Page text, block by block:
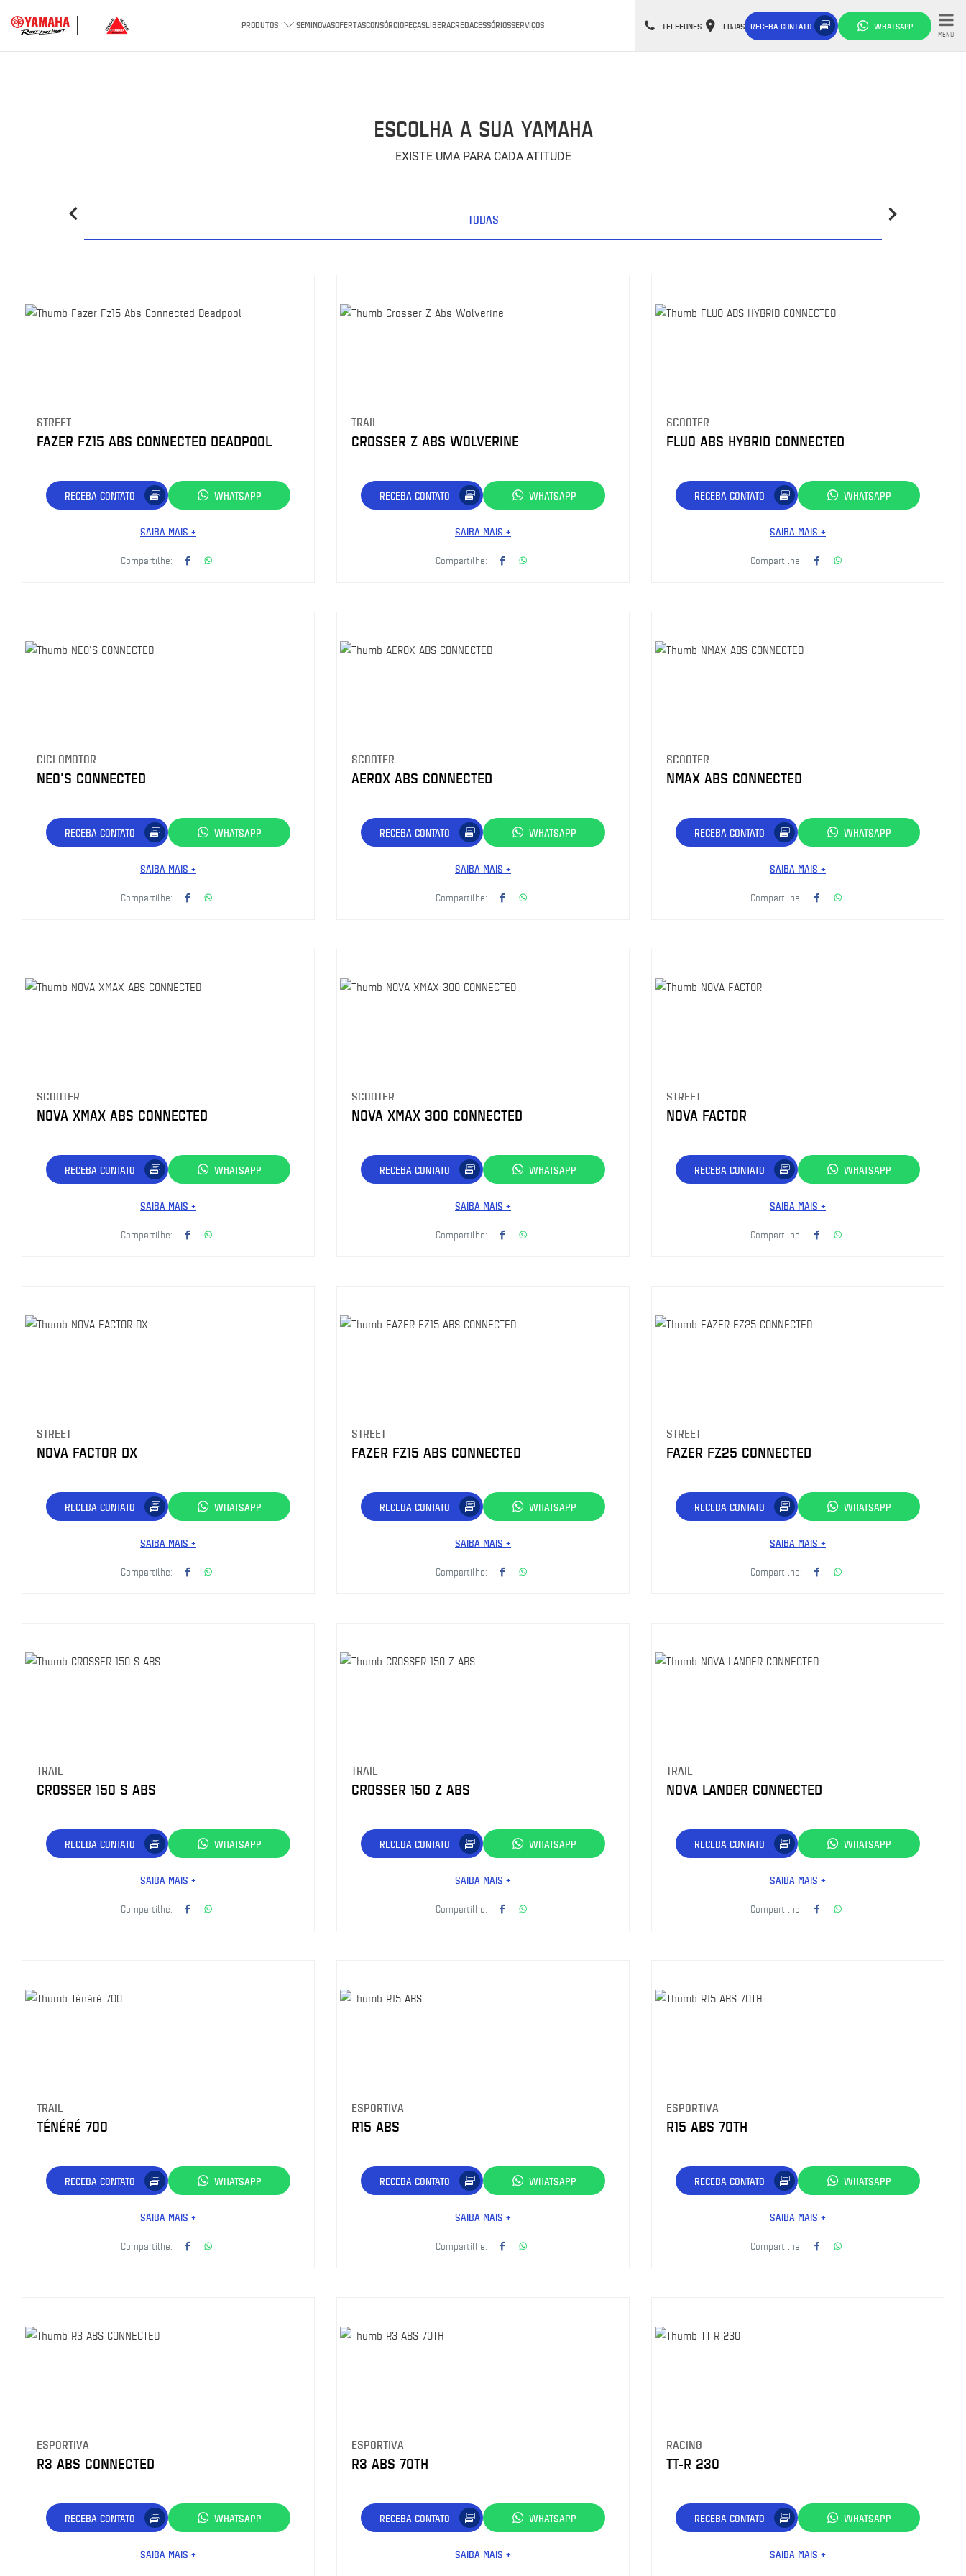
PRODUTOS SEMINOVASOFERTASCONSÓRCIOPEÇASLIBERACREDACESSÓRIOSSERVIÇOS TELEFONES LOJAS RECEBA CONTATO WHATSAPP
MENU
ESCOLHA A SUA YAMAHA
EXISTE UMA PARA CADA ATITUDE
TODAS
STREET
FAZER FZ15 ABS CONNECTED DEADPOOL
RECEBA CONTATO WHATSAPP
SAIBA MAIS +
Compartilhe:
TRAIL
CROSSER Z ABS WOLVERINE
RECEBA CONTATO WHATSAPP
SAIBA MAIS +
Compartilhe:
SCOOTER
FLUO ABS HYBRID CONNECTED
RECEBA CONTATO WHATSAPP
SAIBA MAIS +
Compartilhe:
CICLOMOTOR
NEO'S CONNECTED
RECEBA CONTATO WHATSAPP
SAIBA MAIS +
Compartilhe:
SCOOTER
AEROX ABS CONNECTED
RECEBA CONTATO WHATSAPP
SAIBA MAIS +
Compartilhe:
SCOOTER
NMAX ABS CONNECTED
RECEBA CONTATO WHATSAPP
SAIBA MAIS +
Compartilhe:
SCOOTER
NOVA XMAX ABS CONNECTED
RECEBA CONTATO WHATSAPP
SAIBA MAIS +
Compartilhe:
SCOOTER
NOVA XMAX 300 CONNECTED
RECEBA CONTATO WHATSAPP
SAIBA MAIS +
Compartilhe:
STREET
NOVA FACTOR
RECEBA CONTATO WHATSAPP
SAIBA MAIS +
Compartilhe:
STREET
NOVA FACTOR DX
RECEBA CONTATO WHATSAPP
SAIBA MAIS +
Compartilhe:
STREET
FAZER FZ15 ABS CONNECTED
RECEBA CONTATO WHATSAPP
SAIBA MAIS +
Compartilhe:
STREET
FAZER FZ25 CONNECTED
RECEBA CONTATO WHATSAPP
SAIBA MAIS +
Compartilhe:
TRAIL
CROSSER 150 S ABS
RECEBA CONTATO WHATSAPP
SAIBA MAIS +
Compartilhe:
TRAIL
CROSSER 150 Z ABS
RECEBA CONTATO WHATSAPP
SAIBA MAIS +
Compartilhe:
TRAIL
NOVA LANDER CONNECTED
RECEBA CONTATO WHATSAPP
SAIBA MAIS +
Compartilhe:
TRAIL
TÉNÉRÉ 700
RECEBA CONTATO WHATSAPP
SAIBA MAIS +
Compartilhe:
ESPORTIVA
R15 ABS
RECEBA CONTATO WHATSAPP
SAIBA MAIS +
Compartilhe:
ESPORTIVA
R15 ABS 70TH
RECEBA CONTATO WHATSAPP
SAIBA MAIS +
Compartilhe:
ESPORTIVA
R3 ABS CONNECTED
RECEBA CONTATO WHATSAPP
SAIBA MAIS +
ESPORTIVA
R3 ABS 70TH
RECEBA CONTATO WHATSAPP
SAIBA MAIS +
RACING
TT-R 230
RECEBA CONTATO WHATSAPP
SAIBA MAIS +